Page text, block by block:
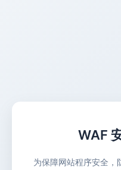
WAF
为保障网站程序安全，